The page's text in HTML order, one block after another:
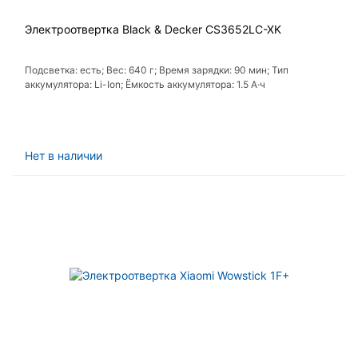
Электроотвертка Black & Decker CS3652LC-XK
Подсветка: есть; Вес: 640 г; Время зарядки: 90 мин; Тип
аккумулятора: Li-Ion; Ёмкость аккумулятора: 1.5 А·ч
Нет в наличии